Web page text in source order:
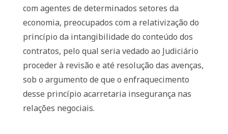
com agentes de determinados setores da
economia, preocupados com a relativização do
princípio da intangibilidade do conteúdo dos
contratos, pelo qual seria vedado ao Judiciário
proceder à revisão e até resolução das avenças,
sob o argumento de que o enfraquecimento
desse princípio acarretaria insegurança nas
relações negociais.